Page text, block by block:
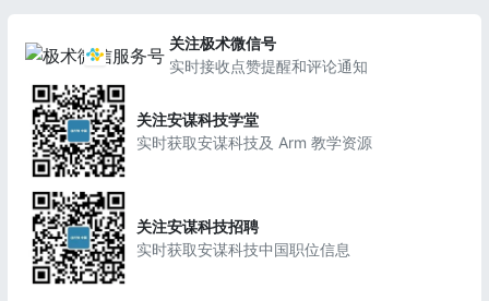
关注极术微信号
实时接收点赞提醒和评论通知
关注安谋科技学堂
实时获取安谋科技及 Arm 教学资源
关注安谋科技招聘
实时获取安谋科技中国职位信息